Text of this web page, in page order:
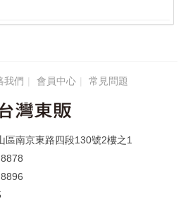
我們 會員中心 常見問題
區南京東路四段130號2樓之1